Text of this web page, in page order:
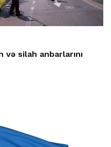
və silah anbarlarını